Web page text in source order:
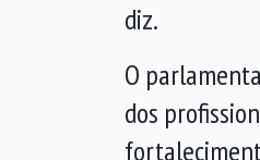
diz.
O
dos